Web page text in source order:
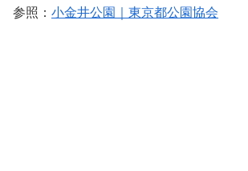
参照： 小金井公園｜東京都公園協会